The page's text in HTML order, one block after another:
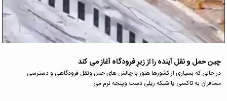
چین حمل‌ و نقل آینده را از زیرِ فرودگاه آغاز می‌ کند
در حالی که بسیاری از کشورها هنوز با چالش های حمل ونقل فرودگاهی و دسترسی
مسافران به تاکسی یا شبکه ریلی دست وپنجه نرم می…